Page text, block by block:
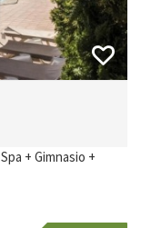
+ Gimnasio +